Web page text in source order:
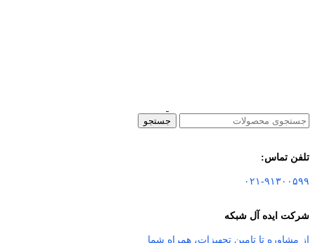
جستجو
تلفن تماس:
۰۲۱-۹۱۳۰۰۵۹۹
شرکت ایده آل شبکه
از مشاوره تا تامین تجهیزات، همراه شما